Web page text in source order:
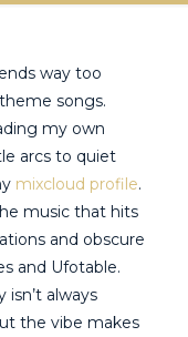
way too
songs.
my own
arcs to quiet
mixcloud profile.
music that hits
and obscure
and Ufotable.
always
the vibe makes